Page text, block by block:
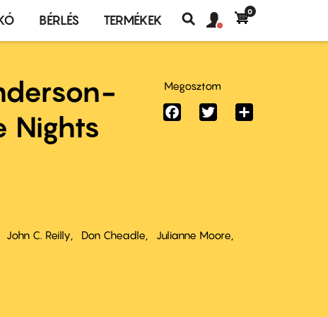
BÉRLÉS TERMÉKEK
Keresés
fiók
Felhasználói
0
Nights
John C. Reilly Don Cheadle
Julianne Moore
Megosztom
FacebookTwitter